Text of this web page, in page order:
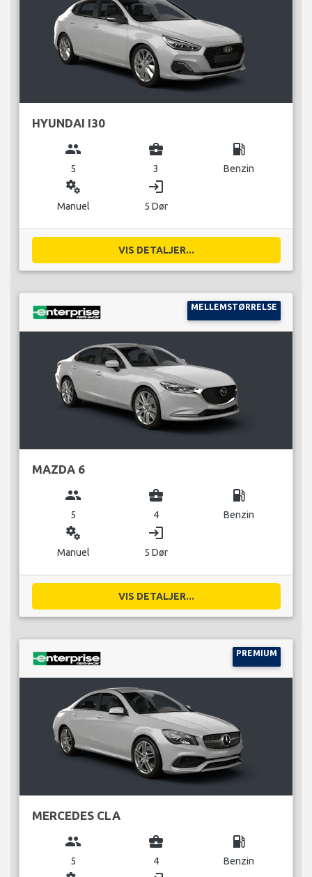
HYUNDAI I30
group
5
business_center
3
local_gas_station
Benzin
miscellaneous_services
Manuel
login
5 Dør
VIS DETALJER...
MELLEMSTØRRELSE
MAZDA 6
group
5
business_center
4
local_gas_station
Benzin
miscellaneous_services
Manuel
login
5 Dør
VIS DETALJER...
PREMIUM
MERCEDES CLA
group
5
business_center
4
local_gas_station
Benzin